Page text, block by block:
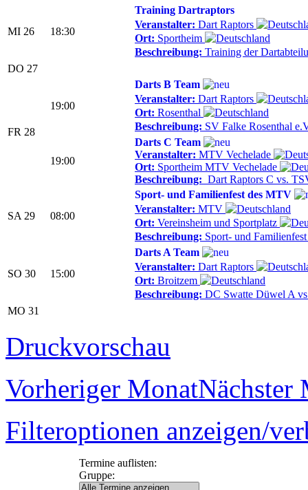
MI 26 18:30
Training Dartraptors
Veranstalter: Dart Raptors
Ort: Sportheim
Beschreibung: Training der
DO 27
FR 28
19:00
Darts B Team
Veranstalter: Dart Raptors
Ort: Rosenthal
Beschreibung: SV Falke Rosenthal
19:00
Darts C Team
Veranstalter: MTV Vechelade
Ort: Sportheim MTV Vechelade
Beschreibung: Dart Raptors C vs.
SA 29 08:00
Sport- und Familienfest des MTV
Veranstalter: MTV
Ort: Vereinsheim und Sportplatz
Beschreibung: Sport- und
SO 30 15:00
Darts A Team
Veranstalter: Dart Raptors
Ort: Broitzem
Beschreibung: DC Swatte Düwel A
MO 31
Druckvorschau
Vorheriger MonatNächster
Filteroptionen anzeigen/
Termine auflisten:
Gruppe: